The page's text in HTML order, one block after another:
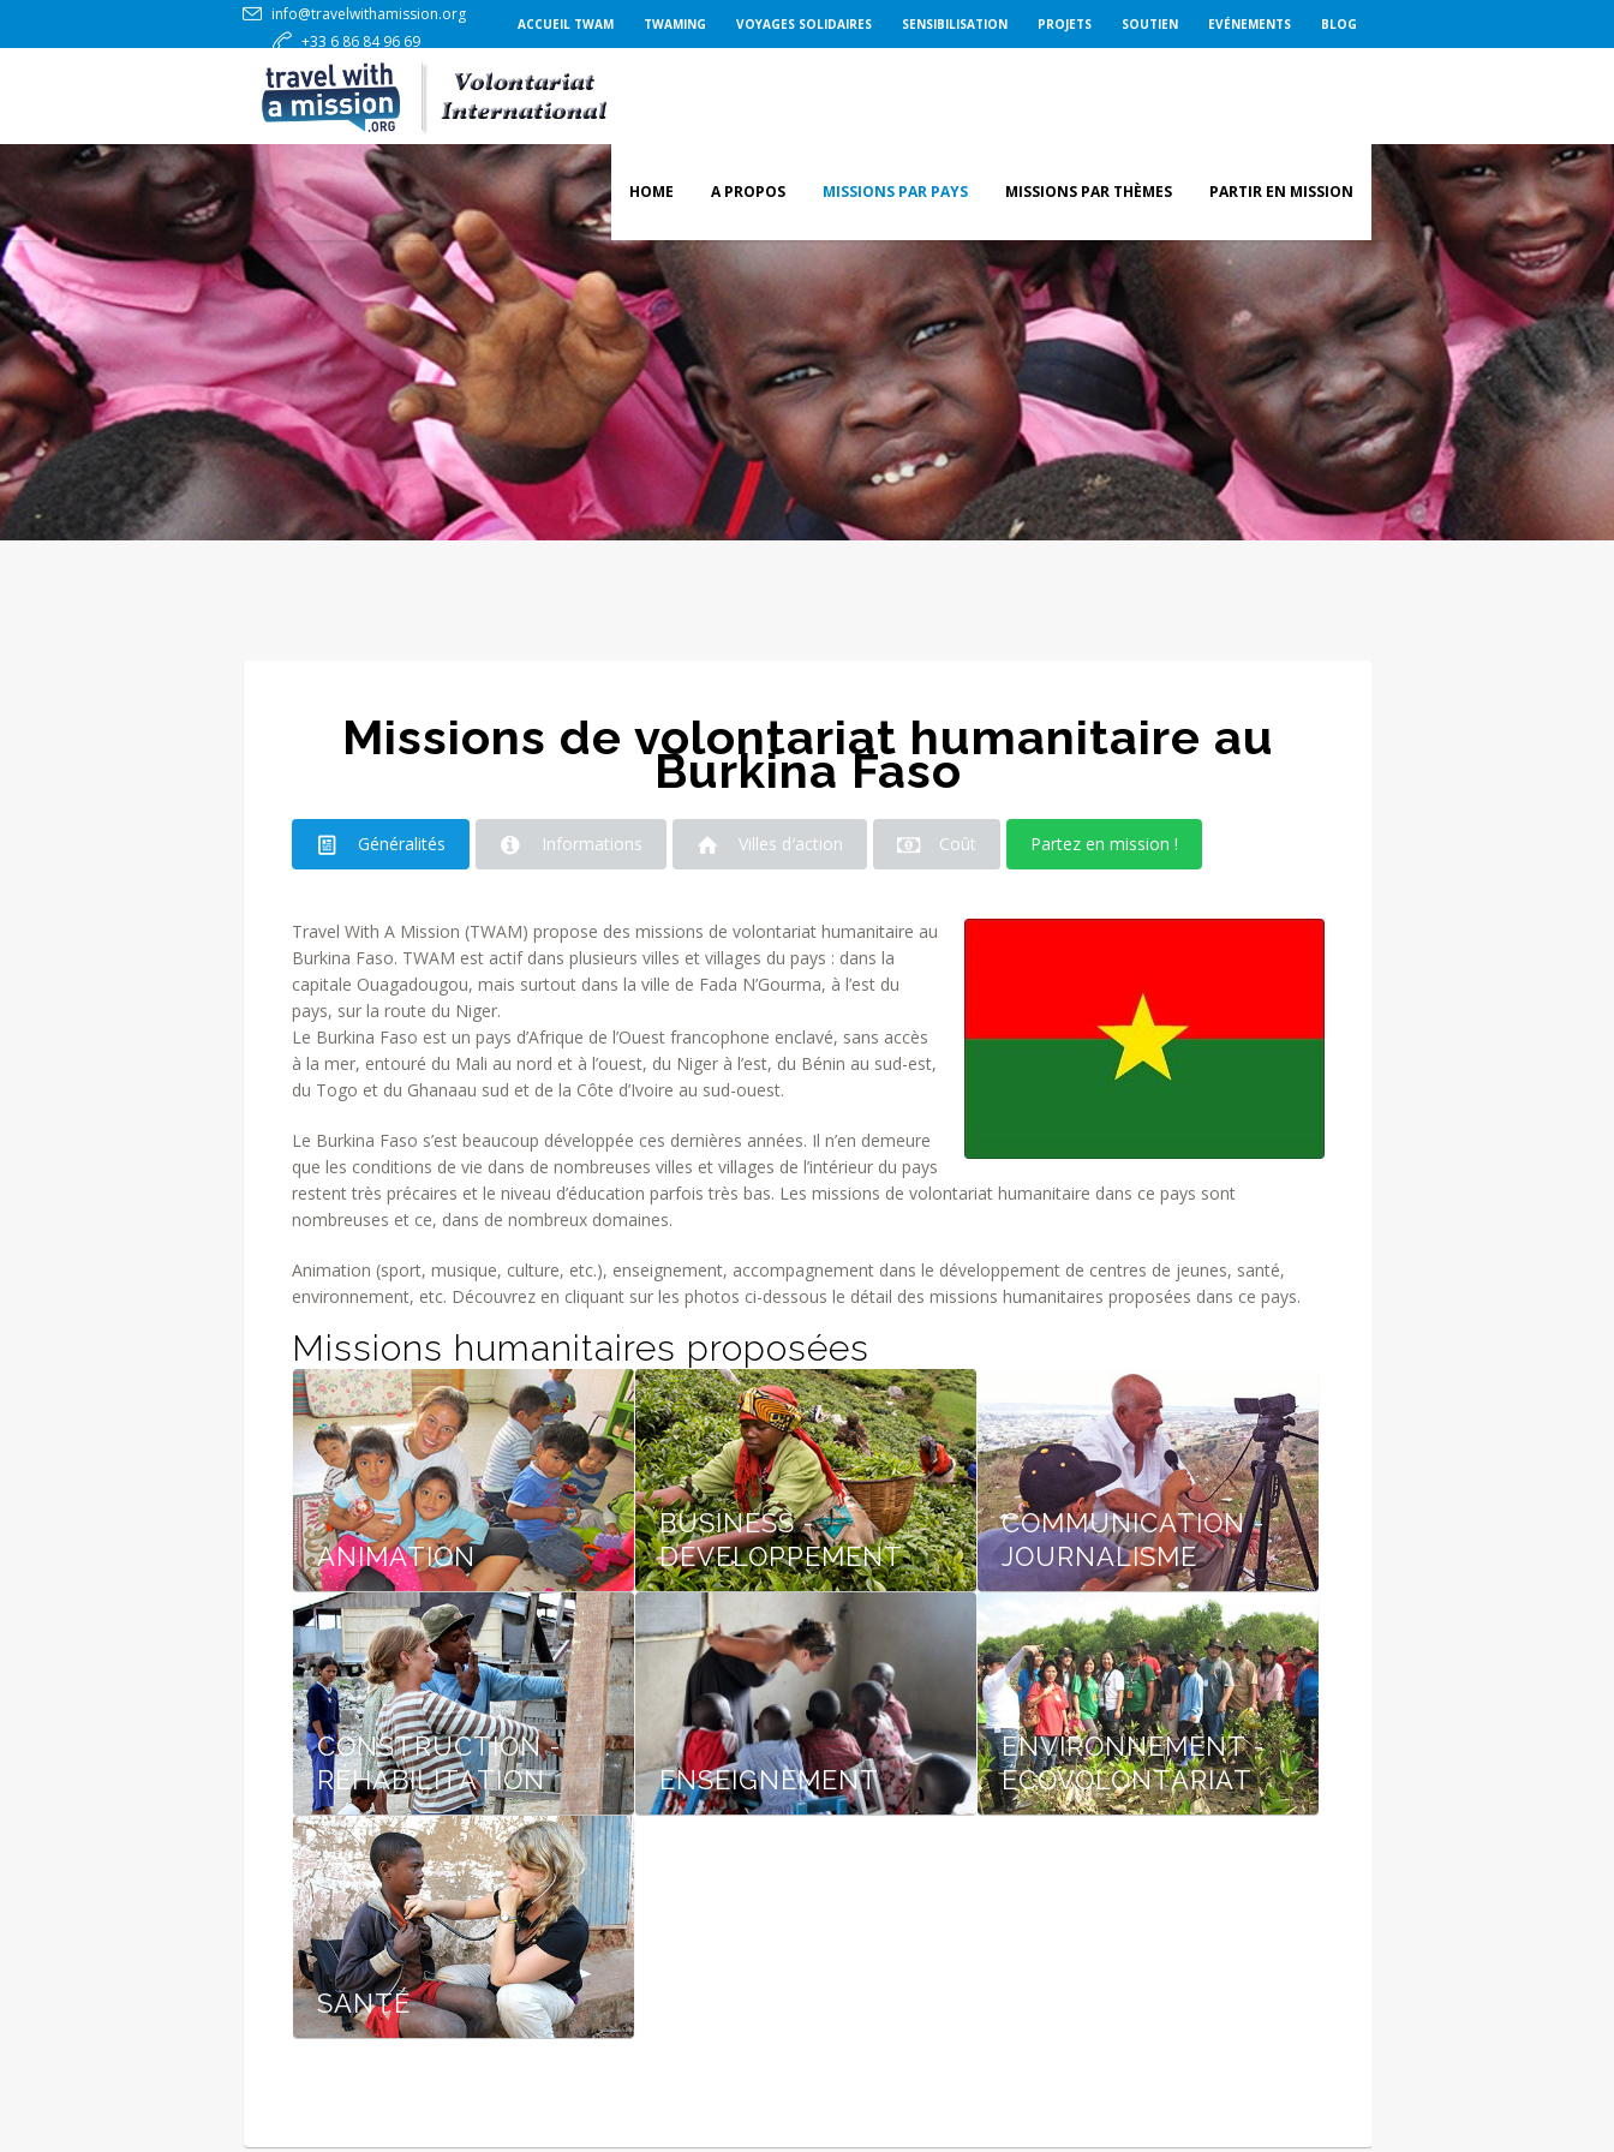
ACCUEIL TWAM TWAMING VOYAGES SOLIDAIRES SENSIBILISATION PROJETS SOUTIEN EVÉNEMENTS BLOG
info@travelwithamission.org
+33 6 86 84 96 69
HOME A PROPOS MISSIONS PAR PAYS MISSIONS PAR THÈMES PARTIR EN MISSION
Missions de volontariat humanitaire au
Burkina Faso
Généralités Informations Villes d′action Coût Partez en mission !
Travel With A Mission (TWAM) propose des missions de volontariat humanitaire au
Burkina Faso. TWAM est actif dans plusieurs villes et villages du pays : dans la
capitale Ouagadougou, mais surtout dans la ville de Fada N’Gourma, à l’est du
pays, sur la route du Niger.
Le Burkina Faso est un pays d’Afrique de l’Ouest francophone enclavé, sans accès
à la mer, entouré du Mali au nord et à l’ouest, du Niger à l’est, du Bénin au sud-est,
du Togo et du Ghanaau sud et de la Côte d’Ivoire au sud-ouest.
Le Burkina Faso s’est beaucoup développée ces dernières années. Il n’en demeure
que les conditions de vie dans de nombreuses villes et villages de l’intérieur du pays
restent très précaires et le niveau d’éducation parfois très bas. Les missions de volontariat humanitaire dans ce pays sont
nombreuses et ce, dans de nombreux domaines.
Animation (sport, musique, culture, etc.), enseignement, accompagnement dans le développement de centres de jeunes, santé,
environnement, etc. Découvrez en cliquant sur les photos ci-dessous le détail des missions humanitaires proposées dans ce pays.
Missions humanitaires proposées
ANIMATION
BUSINESS -
DÉVELOPPEMENT
COMMUNICATION -
JOURNALISME
CONSTRUCTION -
RÉHABILITATION
ENSEIGNEMENT
ENVIRONNEMENT -
ÉCOVOLONTARIAT
SANTÉ